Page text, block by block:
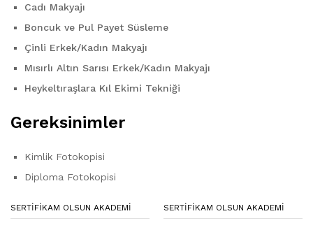
Cadı Makyajı
Boncuk ve Pul Payet Süsleme
Çinli Erkek/Kadın Makyajı
Mısırlı Altın Sarısı Erkek/Kadın Makyajı
Heykeltıraşlara Kıl Ekimi Tekniği
Gereksinimler
Kimlik Fotokopisi
Diploma Fotokopisi
SERTIFIKAM OLSUN AKADEMI SERTIFIKAM OLSUN AKADEMI